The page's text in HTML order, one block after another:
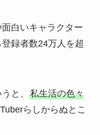
白いキャラクター
録者数24万人を超
と、
私生活の色々
らしからぬとこ